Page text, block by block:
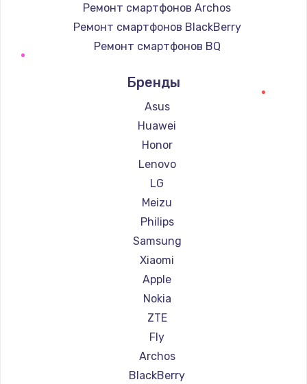
Ремонт смартфонов Archos
Ремонт смартфонов BlackBerry
Ремонт смартфонов BQ
Ремонт смартфонов Digma
Ремонт смартфонов Ginzzu
Ремонт смартфонов Highscreen
Ремонт смартфонов Irbis
Ремонт смартфонов Kyocera
Ремонт смартфонов LeEco
Ремонт смартфонов OnePlus
Ремонт смартфонов teXet
Ремонт смартфонов Motorola
Ремонт смартфонов Prestigio
Ремонт смартфонов Vertex
Ремонт смартфонов Microsoft
Ремонт смартфонов Sharp
Ремонт смартфонов Elephone
Ремонт смартфонов BlackView
Ремонт смартфонов Google
Бренды
Asus
Huawei
Honor
Lenovo
LG
Meizu
Philips
Samsung
Xiaomi
Apple
Nokia
ZTE
Fly
Archos
BlackBerry